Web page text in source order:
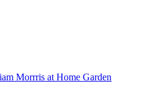
Morrris at Home Garden